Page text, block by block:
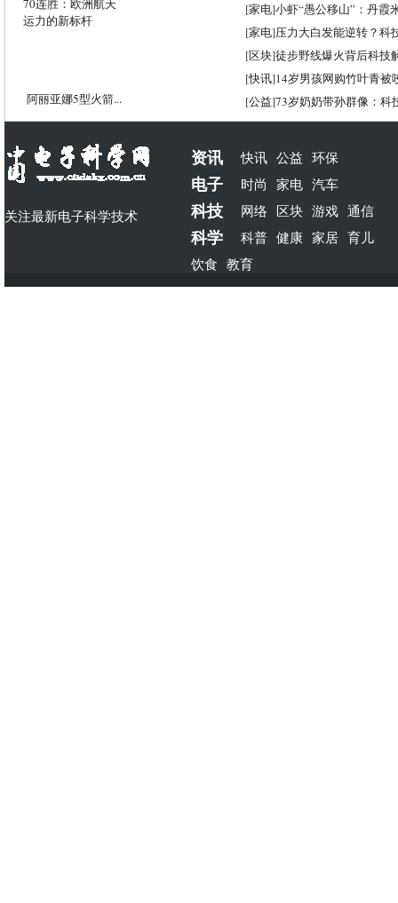
阿丽亚娜5型火箭...
[家电]小虾“愚公移山”：丹霞
[家电]压力大白发能逆转？科
[区块]徒步野线爆火背后科技
[快讯]14岁男孩网购竹叶青被
[公益]73岁奶奶带孙群像：科
关注最新电子科学技术
资讯 快讯 公益 环保
电子 时尚 家电 汽车
科技 网络 区块 游戏 通信
科学 科普 健康 家居 育儿
饮食 教育